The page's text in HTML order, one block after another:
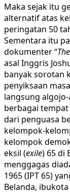
Maka sejak itu
alternatif atas
peringatan 50
Sementara itu
dokumenter “
asal Inggris
banyak sorotan
penyiksaan
langsung
berbagai
dari penguasa
kelompok-
kelompok
eksil (exile) 65 di
menggagas
1965 (IPT 65)
Belanda, ibukota